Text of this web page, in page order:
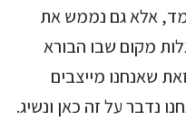
אלא גם נממש את
מקום שבו הבורא
שאנחנו מייצבים
נדבר על זה כאן ונשיג.